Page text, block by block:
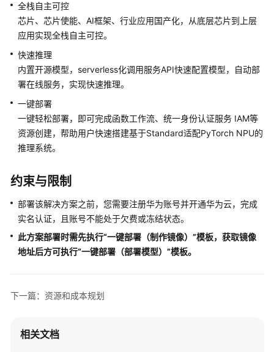
内
容
分
析
文
识
别-
网
络
运
解
决
方
AR
作
决
全栈自主可控
芯片、芯片使能、AI框架、行业应用国产化，从底层芯片到上层
应用实现全栈自主可控。
快速推理
内置开源模型，serverless化调用服务API快速配置模型，自动部
署在线服务，实现快速推理。
一键部署
一键轻松部署，即可完成函数工作流、统一身份认证服务 IAM等
资源创建，帮助用户快速搭建基于Standard适配PyTorch NPU的
推理系统。
约束与限制
部署该解决方案之前，您需要注册华为账号并开通华为云，完成
实名认证，且账号不能处于欠费或冻结状态。
此方案部署时需先执行“一键部署（制作镜像）”模板，获取镜像
地址后方可执行“一键部署（部署模型）”模板。
下一篇：资源和成本规划
相关文档